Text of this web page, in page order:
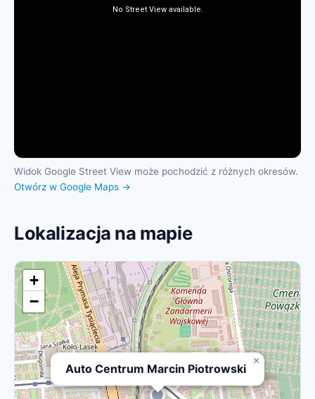
Widok Google Street View może pochodzić z różnych okresów.
Otwórz w Google Maps →
Lokalizacja na mapie
Auto Centrum Marcin Piotrowski
×
+
−